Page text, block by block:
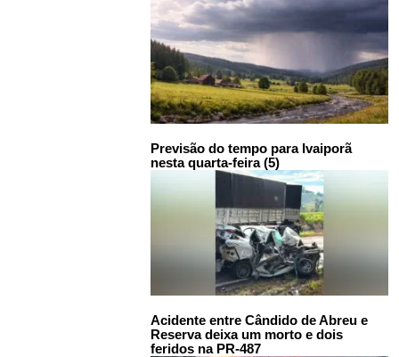
Previsão do tempo para Ivaiporã
nesta quarta-feira (5)
Acidente entre Cândido de Abreu e
Reserva deixa um morto e dois
feridos na PR-487